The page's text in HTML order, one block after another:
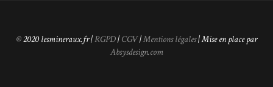
© 2020 lesmineraux.fr |RGPD| CGV|Mentions légales| Mise en place par
Absysdesign.com